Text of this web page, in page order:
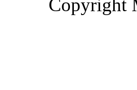
Copyright